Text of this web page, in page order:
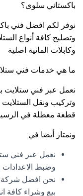
باكستاني سلوى؟
نوفر لكم افضل فني
وتصليح كافة أنواع
وكابلات المانية اصلية
ما هي خدمات فني
نعمل عبر فني ستلايت
وتركيب ونقل
قطعة معطلة في
ونمتاز أيضا في:
نعمل عبر فني
وضبط
نحن افضل شركة
بيع وشراء كافة